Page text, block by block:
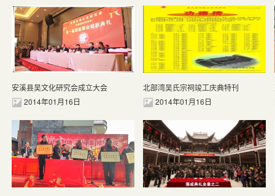
安溪县吴文化研究会成立大会
2014年01月16日
北部湾吴氏宗祠竣工庆典特刊
2014年01月16日